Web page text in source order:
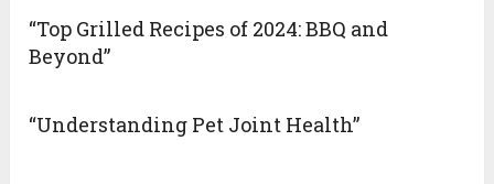
“Top Grilled Recipes of 2024: BBQ and
Beyond”
“Understanding Pet Joint Health”